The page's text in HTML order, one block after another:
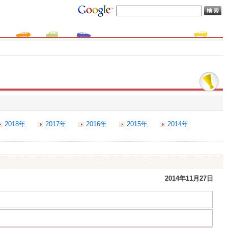
2018年 2017年 2016年 2015年
2014年
2014年11月27日